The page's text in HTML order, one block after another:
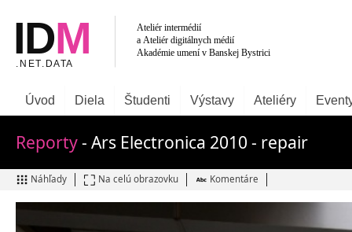
Úvod Diela Študenti Výstavy Ateliéry
Reporty- Ars Electronica 2010 - repair
Náhľady Na celú obrazovku Komentáre